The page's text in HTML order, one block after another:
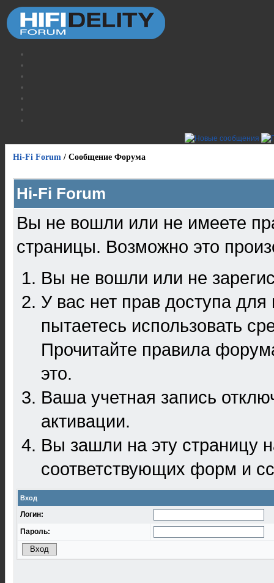
Hi-Fi Forum / Сообщение Форума
Hi-Fi Forum
Вы не вошли или не имеете
страницы. Возможно это
Вы не вошли или не
У вас нет прав доступа
пытаетесь использовать
Прочитайте правила
это.
Ваша учетная запись
активации.
Вы зашли на эту
соответствующих форм и
Вход
Логин:
Пароль: